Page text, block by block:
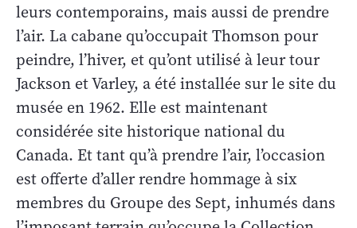
leurs contemporains, mais aussi de prendre
l’air. La cabane qu’occupait Thomson pour
peindre, l’hiver, et qu’ont utilisé à leur tour
Jackson et Varley, a été installée sur le site du
musée en 1962. Elle est maintenant
considérée site historique national du
Canada. Et tant qu’à prendre l’air, l’occasion
est offerte d’aller rendre hommage à six
membres du Groupe des Sept, inhumés dans